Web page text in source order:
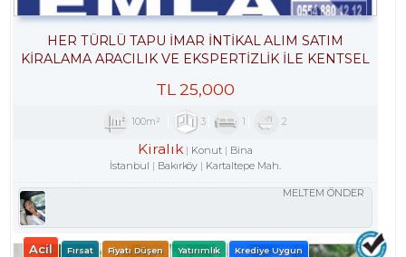
HER TÜRLÜ TAPU İMAR İNTİKAL ALIM SATIM
KİRALAMA ARACILIK VE EKSPERTİZLİK ILE KENTSEL
TL 25,000
100m² 3 1 2
Kiralık Konut
Bina
İstanbul
Bakırköy Kartaltepe Mah.
MELTEM ÖNDER
Acil Fırsat Fiyatı Düşen Yatırımlık Krediye Uygun